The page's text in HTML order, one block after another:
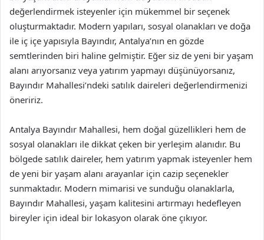
değerlendirmek isteyenler için mükemmel bir seçenek
oluşturmaktadır. Modern yapıları, sosyal olanakları ve doğa
ile iç içe yapısıyla Bayındır, Antalya’nın en gözde
semtlerinden biri haline gelmiştir. Eğer siz de yeni bir yaşam
alanı arıyorsanız veya yatırım yapmayı düşünüyorsanız,
Bayındır Mahallesi’ndeki satılık daireleri değerlendirmenizi
öneririz.
Antalya Bayındır Mahallesi, hem doğal güzellikleri hem de
sosyal olanakları ile dikkat çeken bir yerleşim alanıdır. Bu
bölgede satılık daireler, hem yatırım yapmak isteyenler hem
de yeni bir yaşam alanı arayanlar için cazip seçenekler
sunmaktadır. Modern mimarisi ve sunduğu olanaklarla,
Bayındır Mahallesi, yaşam kalitesini artırmayı hedefleyen
bireyler için ideal bir lokasyon olarak öne çıkıyor.